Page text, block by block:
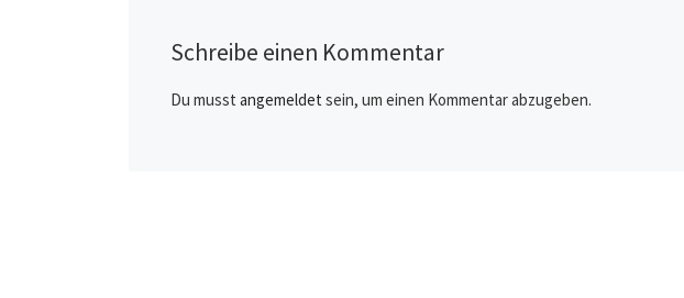
Bestand […]
Schreibe einen Kommentar
Du musst angemeldet sein, um einen Kommentar abzugeben.